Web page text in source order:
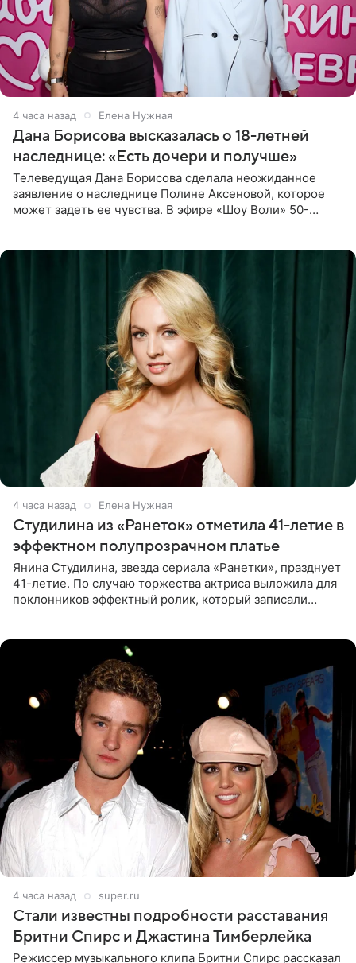
4 часа назад Елена Нужная
Дана Борисова высказалась о 18-летней
наследнице: «Есть дочери и получше»
Телеведущая Дана Борисова сделала неожиданное
заявление о наследнице Полине Аксеновой, которое
может задеть ее чувства. В эфире «Шоу Воли» 50-
4 часа назад Елена Нужная
Студилина из «Ранеток» отметила 41-летие в
эффектном полупрозрачном платье
Янина Студилина, звезда сериала «Ранетки», празднует
41-летие. По случаю торжества актриса выложила для
поклонников эффектный ролик, который записали
4 часа назад super.ru
Стали известны подробности расставания
Бритни Спирс и Джастина Тимберлейка
Режиссер музыкального клипа Бритни Спирс рассказал